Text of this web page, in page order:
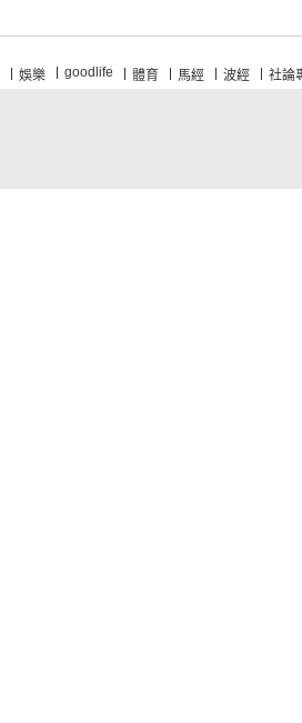
娛樂 goodlife 體育 馬經 波經 社論